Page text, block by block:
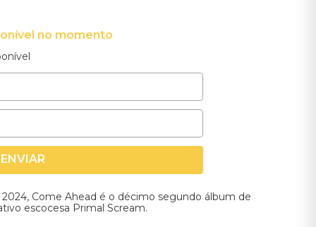
no momento
ENVIAR
Come Ahead é o décimo segundo álbum de
escocesa Primal Scream.